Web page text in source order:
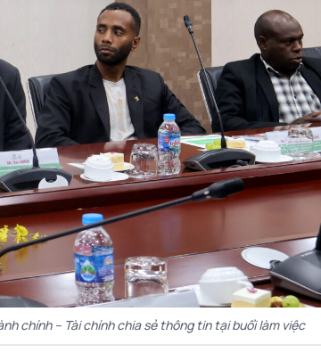
chính – Tài chính chia sẻ thông tin tại buổi làm việc